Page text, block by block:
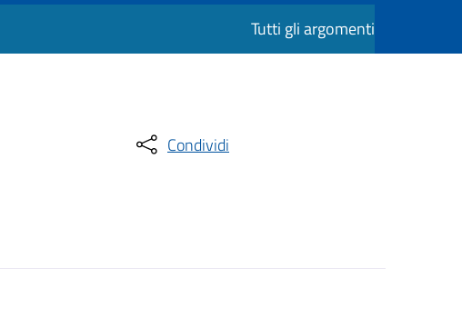
Tutti gli argomenti
Condividi